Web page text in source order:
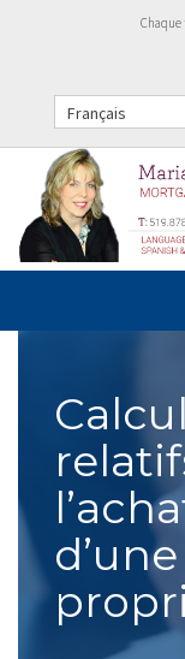
Français
d’une